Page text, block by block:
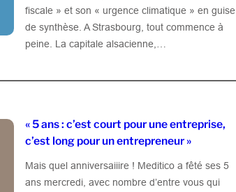
fiscale » et son « urgence climatique » en guise
de synthèse. A Strasbourg, tout commence à
peine. La capitale alsacienne,…
« 5 ans : c’est court pour une entreprise,
c’est long pour un entrepreneur »
Mais quel anniversaiiire ! Meditico a fêté ses 5
ans mercredi, avec nombre d’entre vous qui